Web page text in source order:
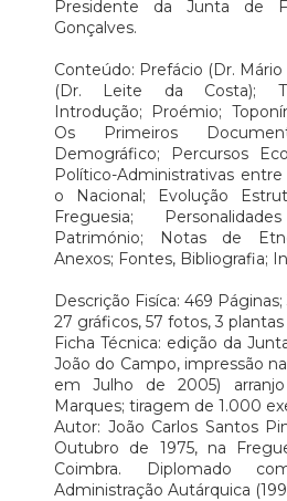
Presidente da Junta de
Gonçalves.
Conteúdo: Prefácio (Dr.
(Dr. Leite da Costa);
Introdução; Proémio;
Os Primeiros
Demográfico; Percursos
Político-Administrativas
o Nacional; Evolução
Freguesia;
Património; Notas de
Anexos; Fontes, Bibliografia;
Descrição Fisíca: 469
27 gráficos, 57 fotos, 3 plantas
Ficha Técnica: edição da
João do Campo, impressão
em Julho de 2005)
Marques; tiragem de 1.000
Autor: João Carlos Santos
Outubro de 1975, na
Coimbra. Diplomado
Administração Autárquica